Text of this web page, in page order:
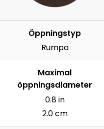
Öppningstyp
Rumpa
Maximal
öppningsdiameter
0.8 in
2.0 cm